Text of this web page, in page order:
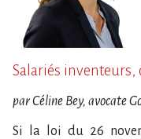
Salariés
par Céline Bey, avocate
Si la loi du 26